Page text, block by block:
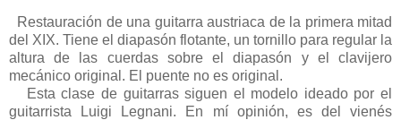
Restauración de una guitarra austriaca de la primera mitad
del XIX. Tiene el diapasón flotante, un tornillo para regular la
altura de las cuerdas sobre el diapasón y el clavijero
mecánico original. El puente no es original.
Esta clase de guitarras siguen el modelo ideado por el
guitarrista Luigi Legnani. En mí opinión, es del vienés